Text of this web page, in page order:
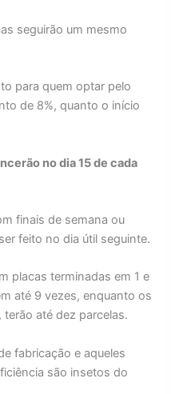
seguirão um mesmo
para quem optar pelo
de 8%, quanto o início
no dia 15 de cada
finais de semana ou
feito no dia útil seguinte.
placas terminadas em 1 e
até 9 vezes, enquanto os
até dez parcelas.
fabricação e aqueles
são insetos do